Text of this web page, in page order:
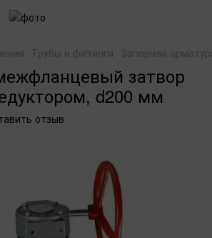
Трубы и фитинги Запорная
затвор
d200 мм
отзыв